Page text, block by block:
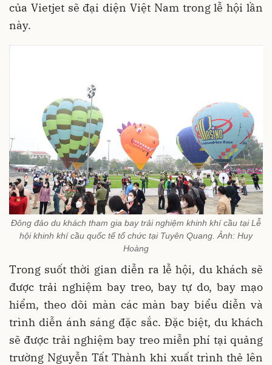
của Vietjet sẽ đại diện Việt Nam trong lễ hội lần
này.
Đông đảo du khách tham gia bay trải nghiệm khinh khí cầu tại Lễ
hội khinh khí cầu quốc tế tổ chức tại Tuyên Quang​. Ảnh: Huy
Hoàng
Trong suốt thời gian diễn ra lễ hội, du khách sẽ
được trải nghiệm bay treo, bay tự do, bay mạo
hiểm, theo dõi màn các màn bay biểu diễn và
trình diễn ánh sáng đặc sắc. Đặc biệt, du khách
sẽ được trải nghiệm bay treo miễn phí tại quảng
trường Nguyễn Tất Thành khi xuất trình thẻ lên